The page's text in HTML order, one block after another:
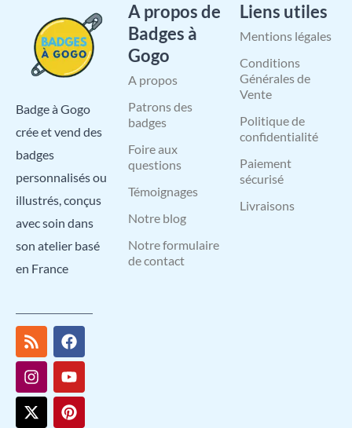
Badge à Gogo
crée et vend des
badges
personnalisés ou
illustrés, conçus
avec soin dans
son atelier basé
en France
R
s
s
F
a
c
e
b
o
I
n
s
t
a
g
Y
o
u
t
u
b
X
-
t
w
i
t
P
i
n
t
e
r
L
i
n
k
e
d
A propos de
Badges à
Gogo
A propos
Patrons des
badges
Foire aux
questions
Témoignages
Notre blog
Notre formulaire
de contact
Liens utiles
Mentions légales
Conditions
Générales de
Vente
Politique de
confidentialité
Paiement
sécurisé
Livraisons